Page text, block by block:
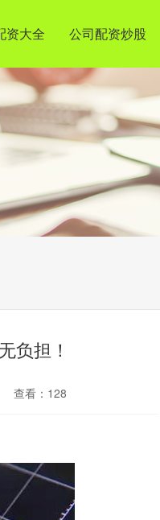
资大全 公司配资炒股
负担！
查看：128